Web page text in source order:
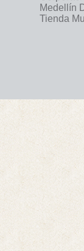
Medellín
Tienda